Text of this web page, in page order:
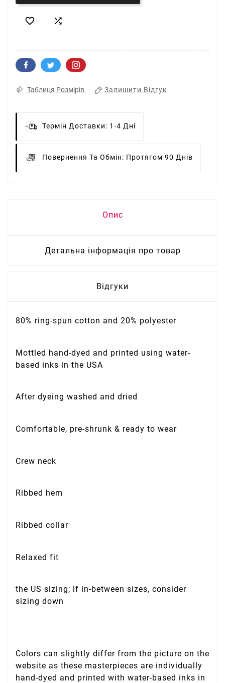
 
Таблиця Розмірів Залишити Відгук
Термін Доставки: 1-4 Дні
Повернення Та Обмін: Протягом 90 Днів
Опис
Детальна інформація про товар
Відгуки
80% ring-spun cotton and 20% polyester
Mottled hand-dyed and printed using water-
based inks in the USA
After dyeing washed and dried
Comfortable, pre-shrunk & ready to wear
Crew neck
Ribbed hem
Ribbed collar
Relaxed fit
the US sizing; if in-between sizes, consider
sizing down
Colors can slightly differ from the picture on the
website as these masterpieces are individually
hand-dyed and printed with water-based inks in